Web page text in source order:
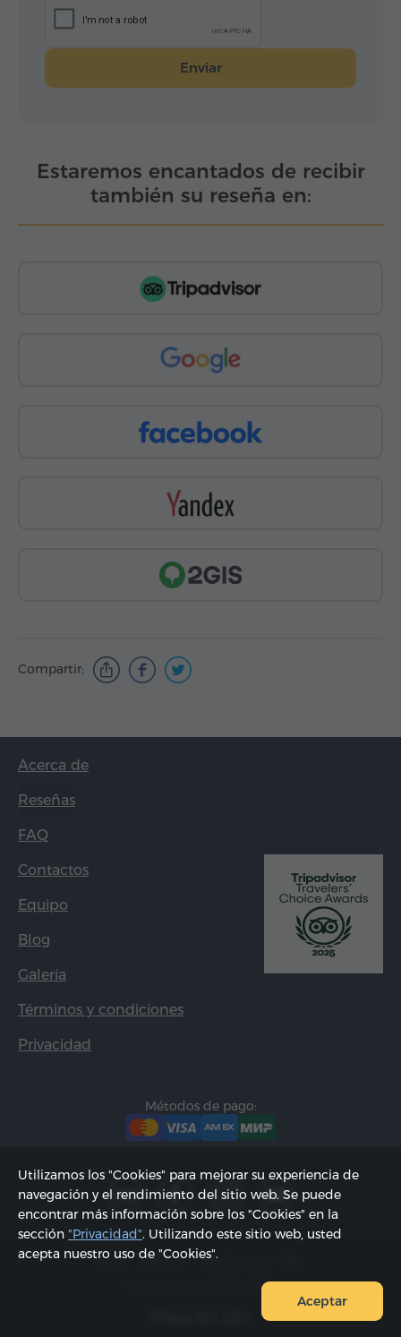
Enviar
Estaremos encantados de recibir
también su reseña en:
Compartir:
Acerca de
Reseñas
FAQ
Contactos
Equipo
Blog
Galería
Términos y condiciones
Privacidad
Métodos de pago:
2002 - 2026, © "Hyur Service" SRL;
Actualizado 07.08.2026
Utilizamos los "Cookies" para mejorar su experiencia de
navegación y el rendimiento del sitio web. Se puede
encontrar más información sobre los "Cookies" en la
sección "Privacidad". Utilizando este sitio web, usted
acepta nuestro uso de "Cookies".
Aceptar